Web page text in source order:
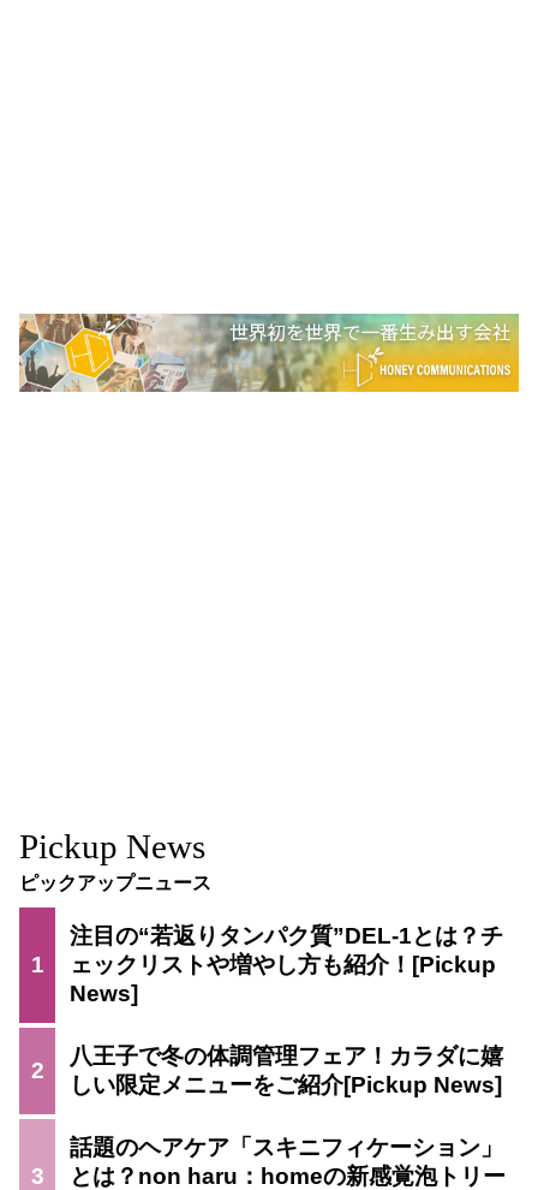
Pickup News
ピックアップニュース
1
注目の“若返りタンパク質”DEL-1とは？チ
ェックリストや増やし方も紹介！
2
八王子で冬の体調管理フェア！カラダに嬉
しい限定メニューをご紹介
3
話題のヘアケア「スキニフィケーション」
とは？non haru：homeの新感覚泡トリー